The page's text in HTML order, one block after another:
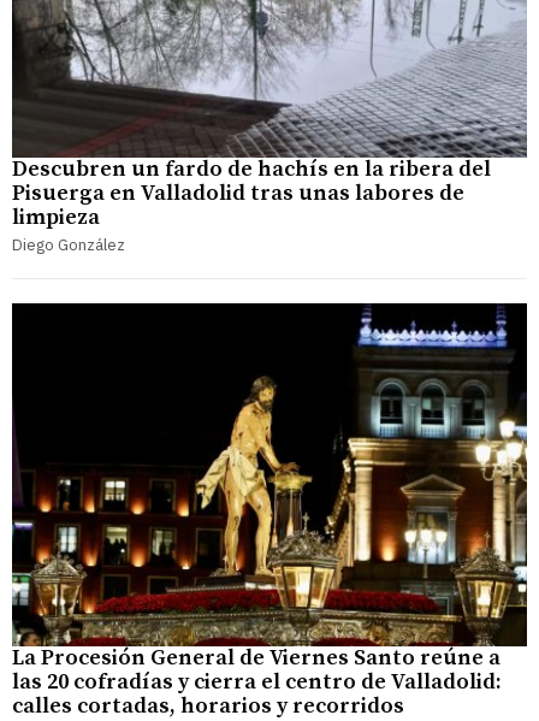
Descubren un fardo de hachís en la ribera del
Pisuerga en Valladolid tras unas labores de
limpieza
Diego González
La Procesión General de Viernes Santo reúne a
las 20 cofradías y cierra el centro de Valladolid:
calles cortadas, horarios y recorridos